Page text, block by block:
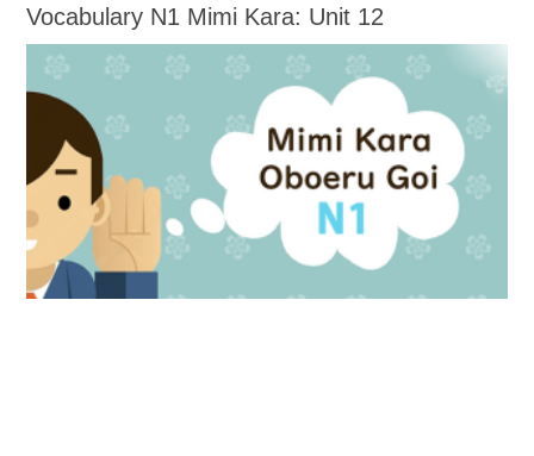
Vocabulary N1 Mimi Kara: Unit 12